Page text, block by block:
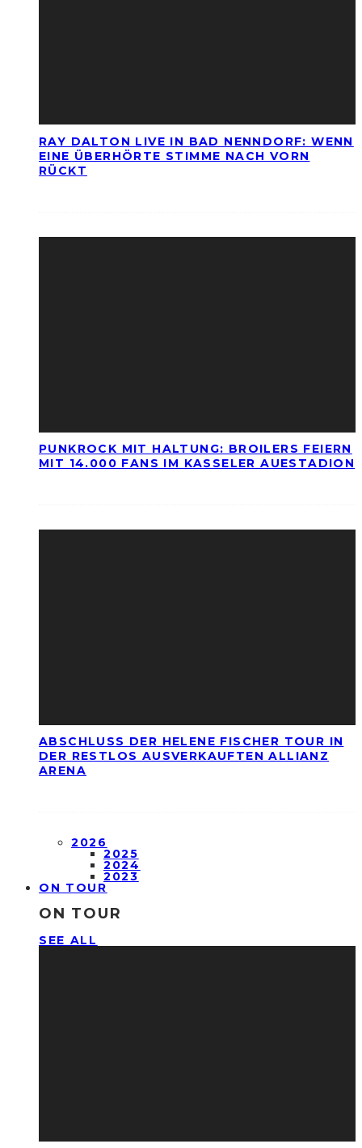
RAY DALTON LIVE IN BAD NENNDORF: WENN
EINE ÜBERHÖRTE STIMME NACH VORN
RÜCKT
PUNKROCK MIT HALTUNG: BROILERS FEIERN
MIT 14.000 FANS IM KASSELER AUESTADION
ABSCHLUSS DER HELENE FISCHER TOUR IN
DER RESTLOS AUSVERKAUFTEN ALLIANZ
ARENA
2026
2025
2024
2023
ON TOUR
ON TOUR
SEE ALL